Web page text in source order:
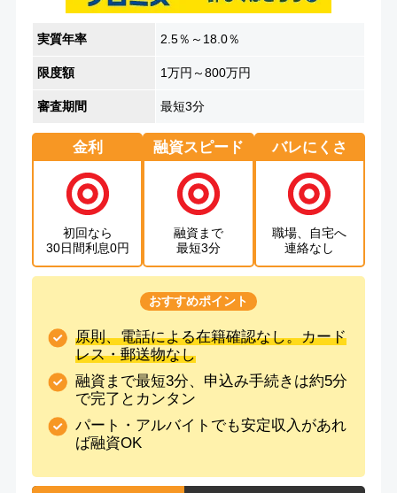
実質年率 2.5％～18.0％
限度額 1万円～800万円
審査期間 最短3分
金利
初回なら
30日間利息0円
融資スピード
融資まで
最短3分
バレにくさ
職場、自宅へ
連絡なし
おすすめポイント
原則、電話による在籍確認なし。カード
レス・郵送物なし
融資まで最短3分、申込み手続きは約5分
で完了とカンタン
パート・アルバイトでも安定収入があれ
ば融資OK